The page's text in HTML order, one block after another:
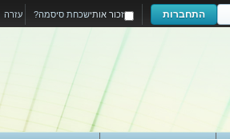
עזרה התחברות זכור אותישכחת סיסמה?